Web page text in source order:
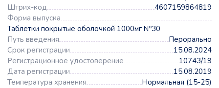
Штрих-код
4607159864819
Форма выпуска
Таблетки покрытые оболочкой 1000мг №30
Путь введения
Перорально
Срок регистрации
15.08.2024
Регистрационное удостоверение
10743/19
Дата регистрации
15.08.2019
Температура хранения
Нормальная (15-25)